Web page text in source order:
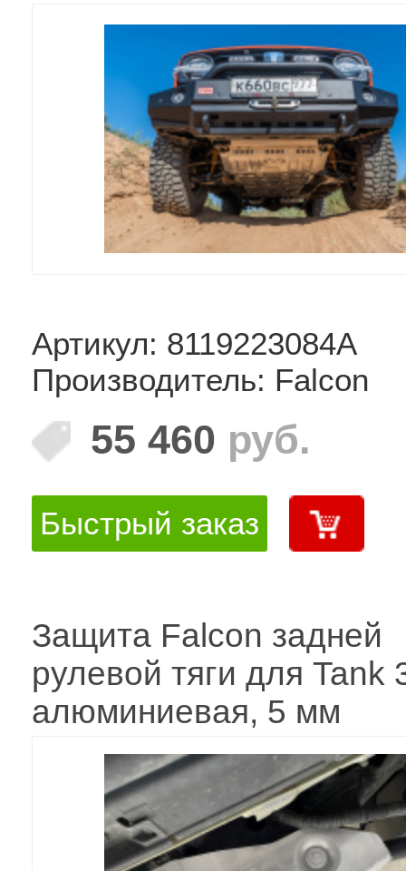
Артикул: 8119223084A
Производитель: Falcon
55 460 руб.
Быстрый заказ
Защита Falcon задней
рулевой тяги для Tank
алюминиевая, 5 мм